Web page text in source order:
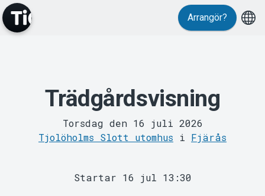
MyTickster
Arrangör?
Trädgårdsvisning
Torsdag den 16 juli 2026
Tjolöholms Slott utomhus i Fjärås
Startar 16 jul 13:30